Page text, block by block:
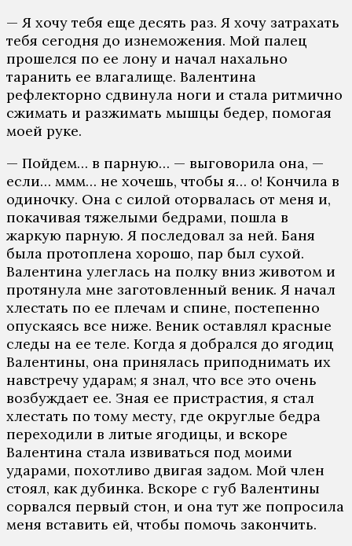
— Я хочу тебя еще десять раз. Я хочу затрахать
тебя сегодня до изнеможения. Мой палец
прошелся по ее лону и начал нахально
таранить ее влагалище. Валентина
рефлекторно сдвинула ноги и стала ритмично
сжимать и разжимать мышцы бедер, помогая
моей руке.
— Пойдем… в парную… — выговорила она, —
если… ммм… не хочешь, чтобы я… о! Кончила в
одиночку. Она с силой оторвалась от меня и,
покачивая тяжелыми бедрами, пошла в
жаркую парную. Я последовал за ней. Баня
была протоплена хорошо, пар был сухой.
Валентина улеглась на полку вниз животом и
протянула мне заготовленный веник. Я начал
хлестать по ее плечам и спине, постепенно
опускаясь все ниже. Веник оставлял красные
следы на ее теле. Когда я добрался до ягодиц
Валентины, она принялась приподнимать их
навстречу ударам; я знал, что все это очень
возбуждает ее. Зная ее пристрастия, я стал
хлестать по тому месту, где округлые бедра
переходили в литые ягодицы, и вскоре
Валентина стала извиваться под моими
ударами, похотливо двигая задом. Мой член
стоял, как дубинка. Вскоре с губ Валентины
сорвался первый стон, и она тут же попросила
меня вставить ей, чтобы помочь закончить.